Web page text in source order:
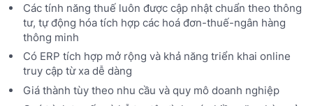
Các tính năng thuế luôn được cập nhật chuẩn theo thông
tư, tự động hóa tích hợp các hoá đơn-thuế-ngân hàng
thông minh
Có ERP tích hợp mở rộng và khả năng triển khai online
truy cập từ xa dễ dàng
Giá thành tùy theo nhu cầu và quy mô doanh nghiệp